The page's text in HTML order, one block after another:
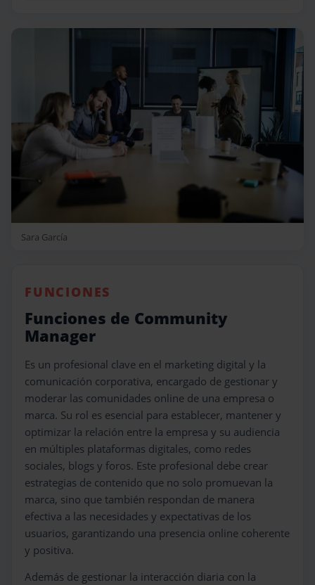
Sara García
FUNCIONES
Funciones de Community
Manager
Es un profesional clave en el marketing digital y la
comunicación corporativa, encargado de gestionar y
moderar las comunidades online de una empresa o
marca. Su rol es esencial para establecer, mantener y
optimizar la relación entre la empresa y su audiencia
en múltiples plataformas digitales, como redes
sociales, blogs y foros. Este profesional debe crear
estrategias de contenido que no solo promuevan la
marca, sino que también respondan de manera
efectiva a las necesidades y expectativas de los
usuarios, garantizando una presencia online coherente
y positiva.
Además de gestionar la interacción diaria con la